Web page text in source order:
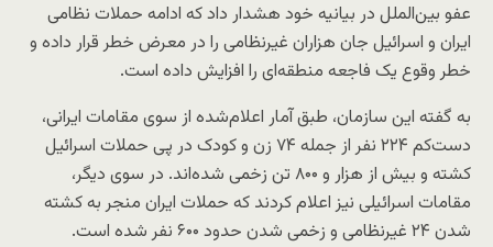
عفو بین‌الملل در بیانیه خود هشدار داد که ادامه حملات نظامی
ایران و اسرائیل جان هزاران غیرنظامی را در معرض خطر قرار داده و
خطر وقوع یک فاجعه منطقه‌ای را افزایش داده است.
به گفته این سازمان، طبق آمار اعلام‌شده از سوی مقامات ایرانی،
دست‌کم ۲۲۴ نفر از جمله ۷۴ زن و کودک در پی حملات اسرائیل
کشته و بیش از هزار و ۸۰۰ تن زخمی شده‌اند. در سوی دیگر،
مقامات اسرائیلی نیز اعلام کردند که حملات ایران منجر به کشته
شدن ۲۴ غیرنظامی و زخمی شدن حدود ۶۰۰ نفر شده است.